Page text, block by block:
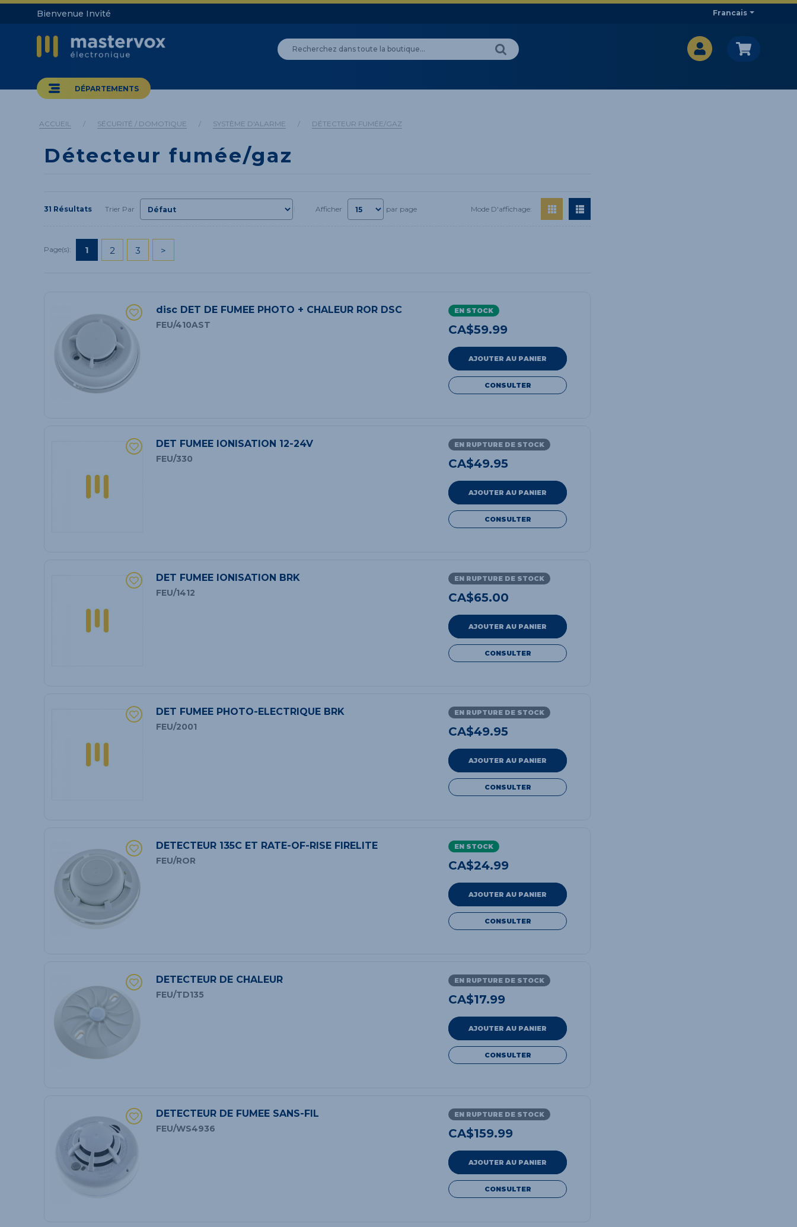
Bienvenue Invité Francais
DÉPARTEMENTS
ACCUEIL / SÉCURITÉ / DOMOTIQUE / SYSTÈME D'ALARME / DÉTECTEUR FUMÉE/GAZ
Détecteur fumée/gaz
31 Résultats Trier Par Afficher par page Mode D'affichage:
Page(s): 1 2 3 >
disc DET DE FUMEE PHOTO + CHALEUR ROR DSC
FEU/410AST
EN STOCK
CA$59.99
AJOUTER AU PANIER
CONSULTER
DET FUMEE IONISATION 12-24V
FEU/330
EN RUPTURE DE STOCK
CA$49.95
AJOUTER AU PANIER
CONSULTER
DET FUMEE IONISATION BRK
FEU/1412
EN RUPTURE DE STOCK
CA$65.00
AJOUTER AU PANIER
CONSULTER
DET FUMEE PHOTO-ELECTRIQUE BRK
FEU/2001
EN RUPTURE DE STOCK
CA$49.95
AJOUTER AU PANIER
CONSULTER
DETECTEUR 135C ET RATE-OF-RISE FIRELITE
FEU/ROR
EN STOCK
CA$24.99
AJOUTER AU PANIER
CONSULTER
DETECTEUR DE CHALEUR
FEU/TD135
EN RUPTURE DE STOCK
CA$17.99
AJOUTER AU PANIER
CONSULTER
DETECTEUR DE FUMEE SANS-FIL
FEU/WS4936
EN RUPTURE DE STOCK
CA$159.99
AJOUTER AU PANIER
CONSULTER